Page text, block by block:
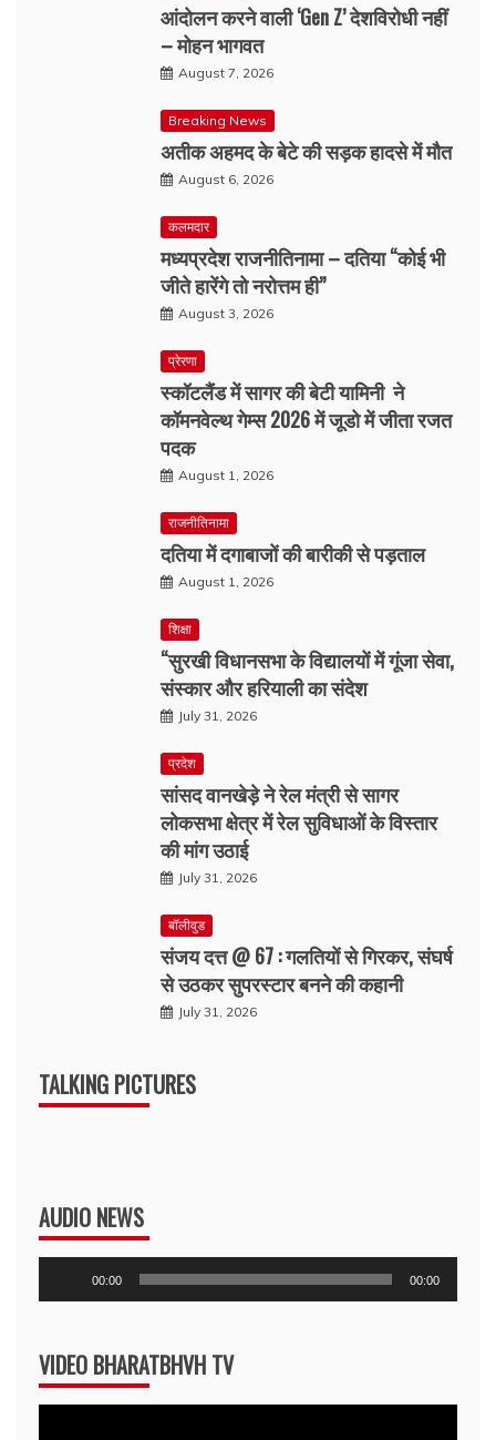
आंदोलन करने वाली ‘Gen Z’ देशविरोधी नहीं
– मोहन भागवत
August 7, 2026
Breaking News
अतीक अहमद के बेटे की सड़क हादसे में मौत
August 6, 2026
कलमदार
मध्यप्रदेश राजनीतिनामा – दतिया “कोई भी
जीते हारेंगे तो नरोत्तम ही”
August 3, 2026
प्रेरणा
स्कॉटलैंड में सागर की बेटी यामिनी ने
कॉमनवेल्थ गेम्स 2026 में जूडो में जीता रजत
पदक
August 1, 2026
राजनीतिनामा
दतिया में दगाबाजों की बारीकी से पड़ताल
August 1, 2026
शिक्षा
“सुरखी विधानसभा के विद्यालयों में गूंजा सेवा,
संस्कार और हरियाली का संदेश
July 31, 2026
प्रदेश
सांसद वानखेड़े ने रेल मंत्री से सागर
लोकसभा क्षेत्र में रेल सुविधाओं के विस्तार
की मांग उठाई
July 31, 2026
बॉलीवुड
संजय दत्त @ 67 : गलतियों से गिरकर, संघर्ष
से उठकर सुपरस्टार बनने की कहानी
July 31, 2026
TALKING PICTURES
AUDIO NEWS
Player
00:00 00:00
VIDEO BHARATBHVH TV